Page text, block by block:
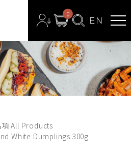
0
All Products
White Dumplings 300g